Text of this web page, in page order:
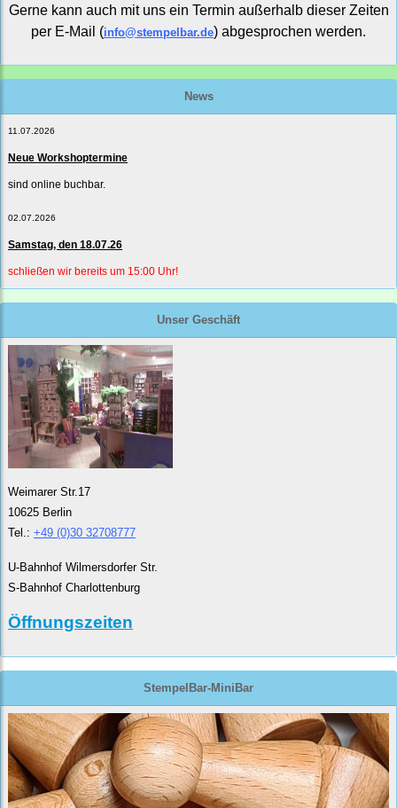
Gerne kann auch mit uns ein Termin außerhalb dieser Zeiten
per E-Mail (info@stempelbar.de) abgesprochen werden.
News
11.07.2026
Neue Workshoptermine
sind online buchbar.
02.07.2026
Samstag, den 18.07.26
schließen wir bereits um 15:00 Uhr!
Unser Geschäft
Weimarer Str.17
10625 Berlin
Tel.: +49 (0)30 32708777
U-Bahnhof Wilmersdorfer Str.
S-Bahnhof Charlottenburg
Öffnungszeiten
StempelBar-MiniBar